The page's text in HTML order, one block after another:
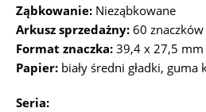
Ząbkowanie: Nieząbkowane
Arkusz sprzedażny: 60
Format znaczka: 39,4 x 27,5 mm
Papier: biały średni gładki, guma
Seria: